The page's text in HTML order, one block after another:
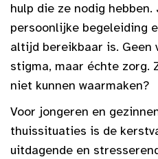
hulp die ze nodig
persoonlijke begeleiding
altijd bereikbaar is. Geen
stigma, maar échte zorg.
niet kunnen waarmaken?
Voor jongeren en
thuissituaties is de
uitdagende en